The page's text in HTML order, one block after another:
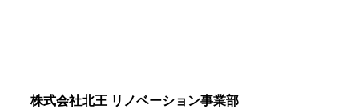
株式会社北王 リノベーション事業部